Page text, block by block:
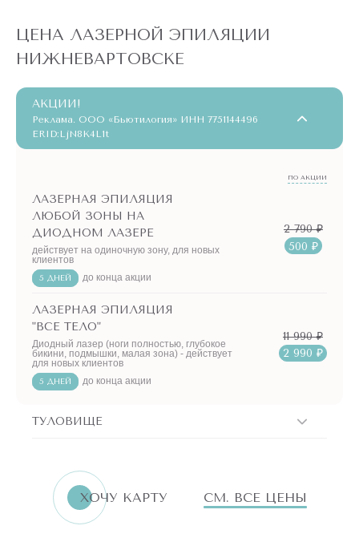
ЦЕНА ЛАЗЕРНОЙ ЭПИЛЯЦИИ
НИЖНЕВАРТОВСКЕ
АКЦИИ!
Реклама. ООО «Бьютилогия» ИНН 7751144496
ERID:LjN8K4L1t
ПО АКЦИИ
ЛАЗЕРНАЯ ЭПИЛЯЦИЯ
ЛЮБОЙ ЗОНЫ НА
ДИОДНОМ ЛАЗЕРЕ
действует на одиночную зону, для новых
клиентов
5 ДНЕЙ до конца акции
2 790 ₽
500 ₽
ЛАЗЕРНАЯ ЭПИЛЯЦИЯ
"ВСЕ ТЕЛО"
Диодный лазер (ноги полностью, глубокое
бикини, подмышки, малая зона) - действует
для новых клиентов
5 ДНЕЙ до конца акции
11 990 ₽
2 990 ₽
ТУЛОВИЩЕ
ХОЧУ КАРТУ СМ. ВСЕ ЦЕНЫ